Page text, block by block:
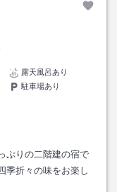
露天風呂あり
駐車場あり
ぷりの二階建の宿で
季折々の味をお楽し